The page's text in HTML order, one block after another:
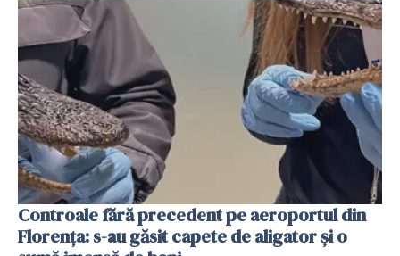
Controale fără precedent pe aeroportul din
Florența: s-au găsit capete de aligator și o